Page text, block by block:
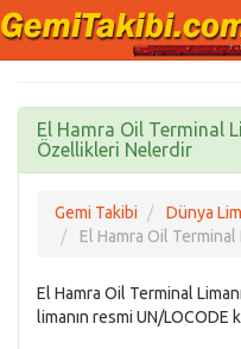
El Hamra Oil Terminal
Özellikleri Nelerdir
Gemi Takibi Dünya
El Hamra Oil
El Hamra Oil Terminal
limanın resmi UN/LOCODE